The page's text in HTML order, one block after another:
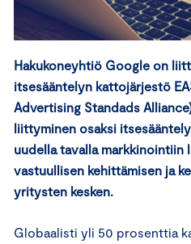
Hakukoneyhtiö Google on
itsesääntelyn kattojärjestö
Advertising Standads
liittyminen osaksi
uudella tavalla
vastuullisen kehittämisen ja
yritysten kesken.
Globaalisti yli 50 prosenttia